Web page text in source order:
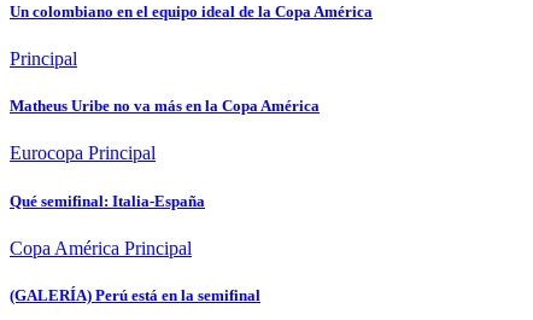
Un colombiano en el equipo ideal de la Copa América
Principal
Matheus Uribe no va más en la Copa América
Eurocopa Principal
Qué semifinal: Italia-España
Copa América Principal
(GALERÍA) Perú está en la semifinal